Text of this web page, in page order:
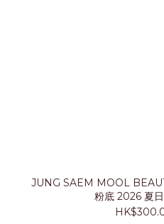
JUNG SAEM MOOL
粉底 2026 夏